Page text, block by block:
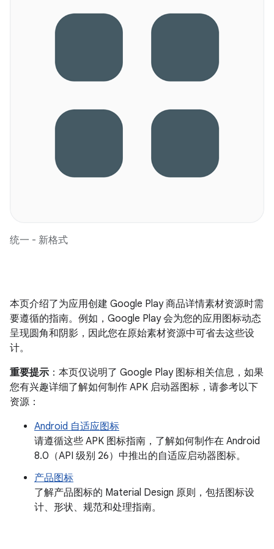
统一 - 新格式
本页介绍了为应用创建 Google Play 商品详情素材资源时需
要遵循的指南。例如，Google Play 会为您的应用图标动态
呈现圆角和阴影，因此您在原始素材资源中可省去这些设
计。
重要提示 ：本页仅说明了 Google Play 图标相关信息，如果
您有兴趣详细了解如何制作 APK 启动器图标，请参考以下
资源：
Android 自适应图标
请遵循这些 APK 图标指南，了解如何制作在 Android
8.0（API 级别 26）中推出的自适应启动器图标。
产品图标
了解产品图标的 Material Design 原则，包括图标设
计、形状、规范和处理指南。